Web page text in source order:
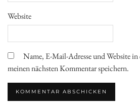
Website
Name, E-Mail-Adresse und Website
meinen nächsten Kommentar speichern.